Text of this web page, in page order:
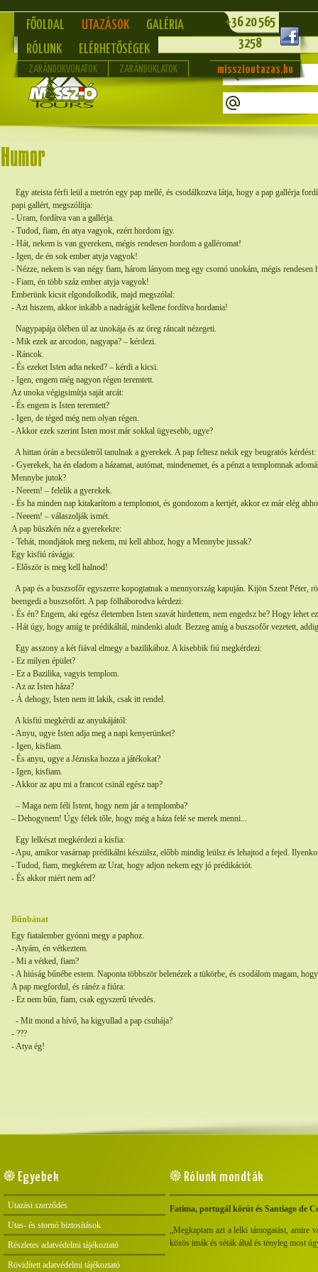
FŐOLDAL UTAZÁSOK
GALÉRIA
RÓLUNK
ELÉRHETŐSÉGEK
+36 20 565
3258
ZARÁNDOKVONATOK ZARÁNDOKLATOK misszioutazas.hu
Egy ateista férfi leül a metrón egy pap mellé, és csodálkozva látja, hogy a pap gallérja
papi gallért, megszólítja:
- Uram, fordítva van a gallérja.
- Tudod, fiam, én atya vagyok, ezért hordom így.
- Hát, nekem is van gyerekem, mégis rendesen hordom a galléromat!
- Igen, de én sok ember atyja vagyok!
- Nézze, nekem is van négy fiam, három lányom meg egy csomó unokám, mégis rendesen
- Fiam, én több száz ember atyja vagyok!
Emberünk kicsit elgondolkodik, majd megszólal:
- Azt hiszem, akkor inkább a nadrágját kellene fordítva hordania!
Nagypapája ölében ül az unokája és az öreg ráncait nézegeti.
- Mik ezek az arcodon, nagyapa? – kérdezi.
- Ráncok.
- És ezeket Isten adta neked? – kérdi a kicsi.
- Igen, engem még nagyon régen teremtett.
Az unoka végigsimítja saját arcát:
- És engem is Isten teremtett?
- Igen, de téged még nem olyan régen.
- Akkor ezek szerint Isten most már sokkal ügyesebb, ugye?
A hittan órán a becsületről tanulnak a gyerekek. A pap feltesz nekik egy beugratós kérdést:
- Gyerekek, ha én eladom a házamat, autómat, mindenemet, és a pénzt a templomnak
Mennybe jutok?
- Neeem! – felelik a gyerekek.
- És ha minden nap kitakarítom a templomot, és gondozom a kertjét, akkor ez már elég
- Neeem! – válaszolják ismét.
A pap büszkén néz a gyerekekre:
- Tehát, mondjátok meg nekem, mi kell ahhoz, hogy a Mennybe jussak?
Egy kisfiú rávágja:
- Először is meg kell halnod!
A pap és a buszsofőr egyszerre kopogtatnak a mennyország kapuján. Kijön Szent Péter,
beengedi a buszsofőrt. A pap fölháborodva kérdezi:
- És én? Engem, aki egész életemben Isten szavát hirdettem, nem engedsz be? Hogy lehet
- Hát úgy, hogy amíg te prédikáltál, mindenki aludt. Bezzeg amíg a buszsofőr vezetett,
Egy asszony a két fiával elmegy a bazilikához. A kisebbik fiú megkérdezi:
- Ez milyen épület?
- Ez a Bazilika, vagyis templom.
- Az az Isten háza?
- Á dehogy, Isten nem itt lakik, csak itt rendel.
A kisfiú megkérdi az anyukájától:
- Anyu, ugye Isten adja meg a napi kenyerünket?
- Igen, kisfiam.
- És anyu, ugye a Jézuska hozza a játékokat?
- Igen, kisfiam.
- Akkor az apu mi a francot csinál egész nap?
– Maga nem féli Istent, hogy nem jár a templomba?
– Dehogynem! Úgy félek tőle, hogy még a háza felé se merek menni...
Egy lelkészt megkérdezi a kisfia:
- Apu, amikor vasárnap prédikálni készülsz, előbb mindig leülsz és lehajtod a fejed.
- Tudod, fiam, megkérem az Urat, hogy adjon nekem egy jó prédikációt.
- És akkor miért nem ad?
Bűnbánat
Egy fiatalember gyónni megy a paphoz.
- Atyám, én vétkeztem.
- Mi a vétked, fiam?
- A hiúság bűnébe estem. Naponta többször belenézek a tükörbe, és csodálom magam,
A pap megfordul, és ránéz a fiúra:
- Ez nem bűn, fiam, csak egyszerű tévedés.
- Mit mond a hívő, ha kigyullad a pap csuhája?
- ???
- Atya ég!
Egyebek
Utazási szerződés
Utas- és stornó biztosítások
Részletes adatvédelmi tájékoztató
Rövidített adatvédelmi tájékoztató
Rólunk mondták
Fatima, portugál körút és Santiago de
„Megkaptam azt a lelki támogatást, amire
közös imák és séták által és tényleg most